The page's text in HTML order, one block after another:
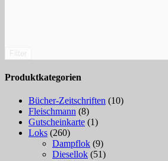
Produktkategorien
Bücher-Zeitschriften (10)
Fleischmann (8)
Gutscheinkarte (1)
Loks (260)
Dampflok (9)
Diesellok (51)